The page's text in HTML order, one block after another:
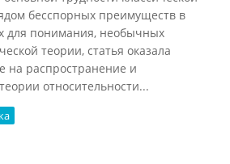
бесспорных преимуществ в
для понимания, необычных
теории, статья оказала
распространение и
относительности...